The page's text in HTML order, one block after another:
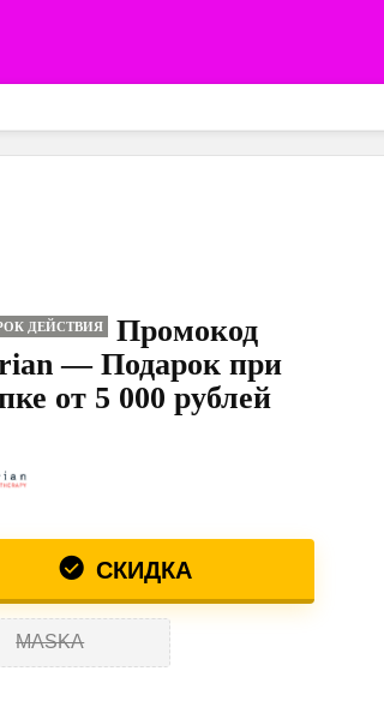
ДЕЙСТВИЯ
Промокод
— Подарок при
от 5 000 рублей
СКИДКА
MASKA